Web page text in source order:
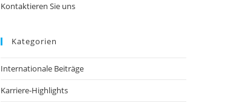
Kontaktieren Sie uns
Kategorien
Internationale Beiträge
Karriere-Highlights